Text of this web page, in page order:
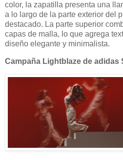
color, la zapatilla presenta una
a lo largo de la parte exterior del
destacado. La parte superior
capas de malla, lo que agrega
diseño elegante y minimalista.
Campaña Lightblaze de adidas